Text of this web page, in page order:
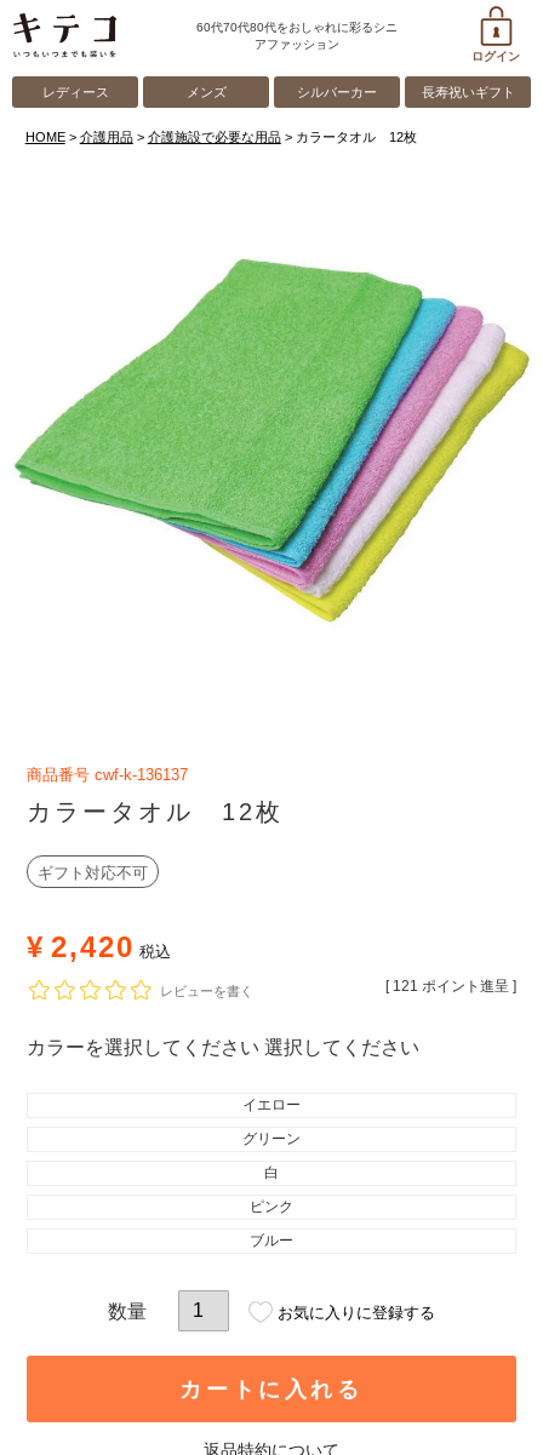
60代70代80代をおしゃれに彩るシニ
アファッション
ログイン
レディース メンズ シルバーカー 長寿祝いギフト
HOME 介護用品 介護施設で必要な用品 カラータオル 12枚
商品番号 cwf-k-136137
カラータオル 12枚
ギフト対応不可
¥ 2,420 税込
[ 121 ポイント進呈 ]
レビューを書く
カラー 選択してください
イエロー
グリーン
白
ピンク
ブルー
お気に入りに登録する
カートに入れる
返品特約について